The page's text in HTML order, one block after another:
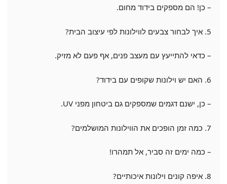
– כן! הם מספקים בידוד מחום.
5. איך לבחור צבעים לווילונות לפי עיצוב הבית?
– כדאי להתייעץ עם מעצב פנים, אף פעם לא מזיק.
6. האם יש וילונות שקופים עם בידוד?
– כן, ישנם דגמים שמספקים גם ביטחון מפני UV.
7. כמה זמן הופכים את הווילונות המושלמים?
– כמה ימים זה סביר, אל תמהרו!
8. איפה קונים וילונות איכותיים?